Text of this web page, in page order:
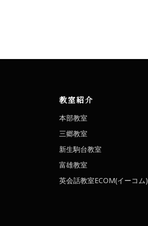
教室紹介
本部教室
三郷教室
新生駒台教室
富雄教室
英会話教室ECOM(イーコム)